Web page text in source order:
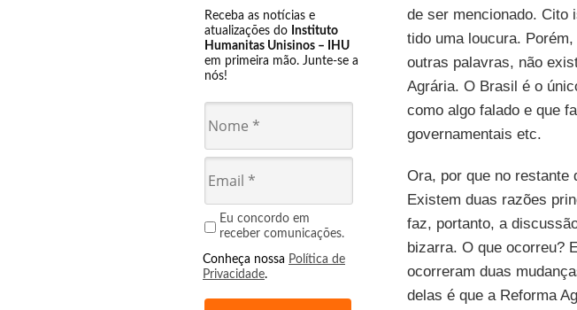
Receba as notícias e
atualizações do Instituto
Humanitas Unisinos – IHU
em primeira mão. Junte-se a
nós!
Eu concordo em
receber comunicações.
Conheça nossa Política de
Privacidade.
de ser mencionado. Cito
tido uma loucura.
outras palavras, não
Agrária. O Brasil é o
como algo falado e que
governamentais etc.
Ora, por que no restante
Existem duas razões
faz, portanto, a
bizarra. O que ocorreu?
ocorreram duas
delas é que a Reforma